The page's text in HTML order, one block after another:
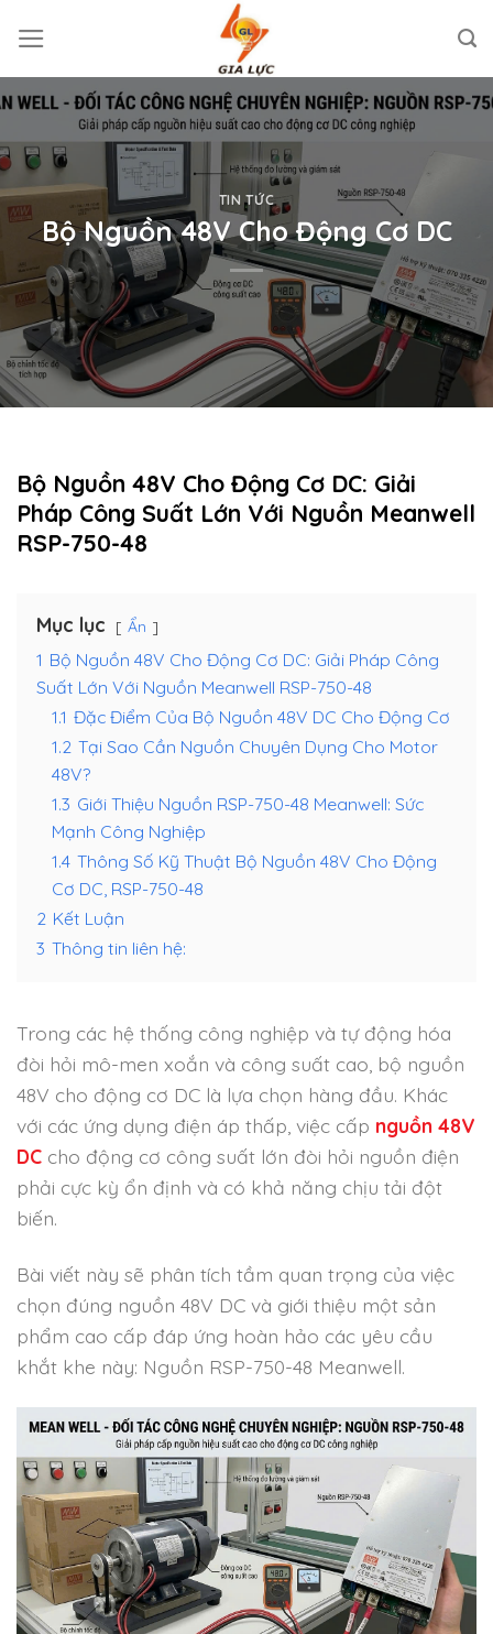
content
TIN TỨC
Bộ Nguồn 48V Cho Động Cơ DC
Bộ Nguồn 48V Cho Động Cơ DC: Giải
Pháp Công Suất Lớn Với Nguồn Meanwell
RSP-750-48
Mục lục Ẩn
1 Bộ Nguồn 48V Cho Động Cơ DC: Giải Pháp Công
Suất Lớn Với Nguồn Meanwell RSP-750-48
1.1 Đặc Điểm Của Bộ Nguồn 48V DC Cho Động Cơ
1.2 Tại Sao Cần Nguồn Chuyên Dụng Cho Motor
48V?
1.3 Giới Thiệu Nguồn RSP-750-48 Meanwell: Sức
Mạnh Công Nghiệp
1.4 Thông Số Kỹ Thuật Bộ Nguồn 48V Cho Động
Cơ DC, RSP-750-48
2 Kết Luận
3 Thông tin liên hệ:
Trong các hệ thống công nghiệp và tự động hóa
đòi hỏi mô-men xoắn và công suất cao, bộ nguồn
48V cho động cơ DC là lựa chọn hàng đầu. Khác
với các ứng dụng điện áp thấp, việc cấp nguồn 48V
DC cho động cơ công suất lớn đòi hỏi nguồn điện
phải cực kỳ ổn định và có khả năng chịu tải đột
biến.
Bài viết này sẽ phân tích tầm quan trọng của việc
chọn đúng nguồn 48V DC và giới thiệu một sản
phẩm cao cấp đáp ứng hoàn hảo các yêu cầu
khắt khe này: Nguồn RSP-750-48 Meanwell.